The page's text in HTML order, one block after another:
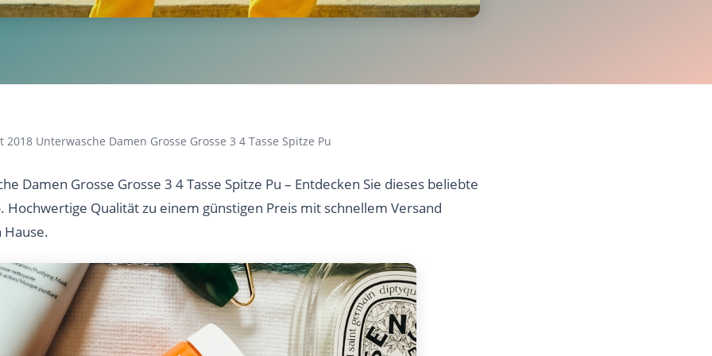
2018 Unterwasche Damen Grosse Grosse 3 4 Tasse Spitze Pu
Damen Grosse Grosse 3 4 Tasse Spitze Pu – Entdecken Sie dieses beliebte
Hochwertige Qualität zu einem günstigen Preis mit schnellem Versand
Hause.